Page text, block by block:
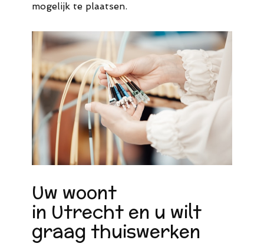
mogelijk te plaatsen.
Uw woont
in Utrecht en u wilt
graag thuiswerken